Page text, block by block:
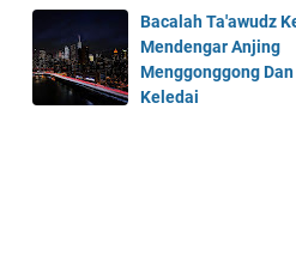
Bacalah Ta'awudz
Mendengar Anjing
Menggonggong
Keledai